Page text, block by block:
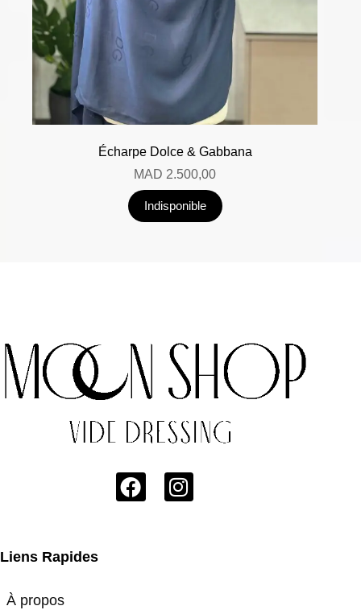
Écharpe Dolce & Gabbana
MAD 2.500,00
Indisponible
Liens Rapides
À propos